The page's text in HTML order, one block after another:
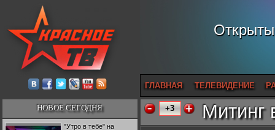
ГЛАВНАЯ ТЕЛЕВИДЕНИЕ
НОВОЕ СЕГОДНЯ
"Утро в тебе" на
+3 Митинг